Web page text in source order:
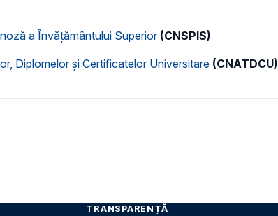
a Învăţământului Superior(CNSPIS)
Diplomelor şi Certificatelor Universitare (CNATDCU)
TRANSPARENȚĂ